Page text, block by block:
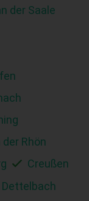
der Saale
Rhön
Creußen
Dettelbach